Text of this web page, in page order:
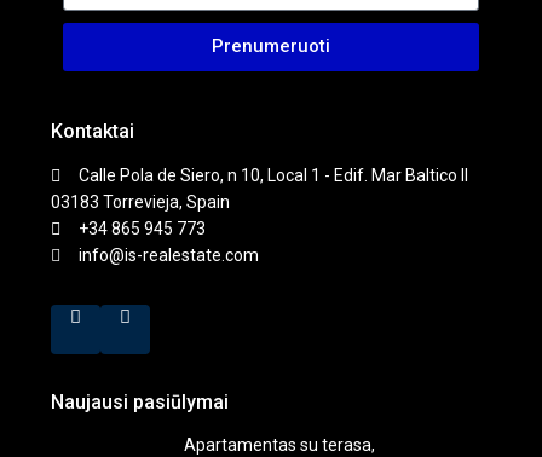
Prenumeruoti
Kontaktai
Calle Pola de Siero, n 10, Local 1 - Edif. Mar Baltico II
03183 Torrevieja, Spain
+34 865 945 773
info@is-realestate.com
Naujausi pasiūlymai
Apartamentas su terasa,